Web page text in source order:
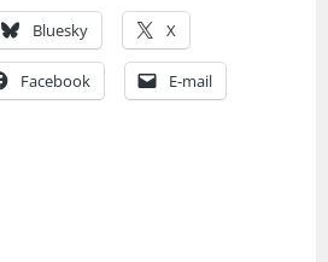
Bluesky X
Facebook E-mail